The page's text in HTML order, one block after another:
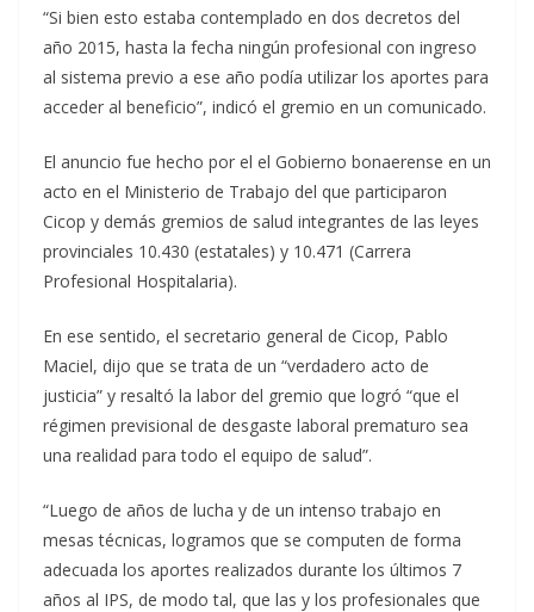
“Si bien esto estaba contemplado en dos decretos del
año 2015, hasta la fecha ningún profesional con ingreso
al sistema previo a ese año podía utilizar los aportes para
acceder al beneficio”, indicó el gremio en un comunicado.
El anuncio fue hecho por el el Gobierno bonaerense en un
acto en el Ministerio de Trabajo del que participaron
Cicop y demás gremios de salud integrantes de las leyes
provinciales 10.430 (estatales) y 10.471 (Carrera
Profesional Hospitalaria).
En ese sentido, el secretario general de Cicop, Pablo
Maciel, dijo que se trata de un “verdadero acto de
justicia” y resaltó la labor del gremio que logró “que el
régimen previsional de desgaste laboral prematuro sea
una realidad para todo el equipo de salud”.
“Luego de años de lucha y de un intenso trabajo en
mesas técnicas, logramos que se computen de forma
adecuada los aportes realizados durante los últimos 7
años al IPS, de modo tal, que las y los profesionales que